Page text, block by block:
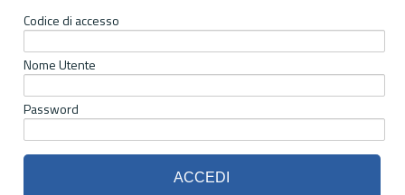
Codice di accesso
Nome Utente
Password